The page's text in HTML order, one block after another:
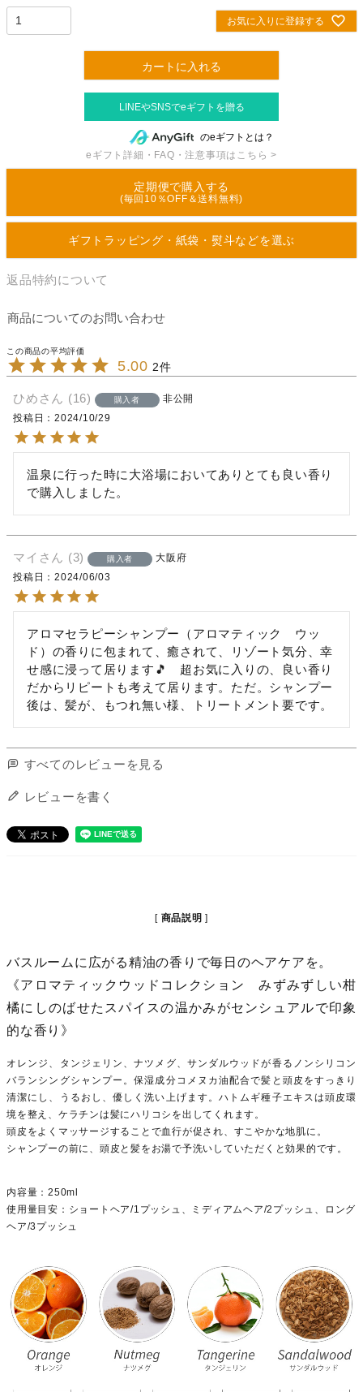
お気に入りに登録する
カートに入れる
のeギフトとは？
eギフト詳細・FAQ・注意事項はこちら >
定期便で購入する
(毎回10％OFF＆送料無料)
ギフトラッピング・紙袋・熨斗などを選ぶ
返品特約について
商品についてのお問い合わせ
5.00 2
ひめ 16 購入者
非公開
投稿日
2024/10/29
温泉に行った時に大浴場においてありとても良い香り
で購入しました。
マイ 3 購入者
大阪府
投稿日
2024/06/03
アロマセラピーシャンプー（アロマティック　ウッ
ド）の香りに包まれて、癒されて、リゾート気分、幸
せ感に浸って居ります🎵　超お気に入りの、良い香り
だからリピートも考えて居ります。ただ。シャンプー
後は、髪が、もつれ無い様、トリートメント要です。
すべてのレビューを見る
レビューを書く
商品説明
バスルームに広がる精油の香りで毎日のヘアケアを。
《アロマティックウッドコレクション みずみずしい柑
橘にしのばせたスパイスの温かみがセンシュアルで印象
的な香り》
オレンジ、タンジェリン、ナツメグ、サンダルウッドが香るノンシリコン
バランシングシャンプー。保湿成分コメヌカ油配合で髪と頭皮をすっきり
清潔にし、うるおし、優しく洗い上げます。ハトムギ種子エキスは頭皮環
境を整え、ケラチンは髪にハリコシを出してくれます。
頭皮をよくマッサージすることで血行が促され、すこやかな地肌に。
シャンプーの前に、頭皮と髪をお湯で予洗いしていただくと効果的です。
内容量：250ml
使用量目安：ショートヘア/1プッシュ、ミディアムヘア/2プッシュ、ロング
ヘア/3プッシュ